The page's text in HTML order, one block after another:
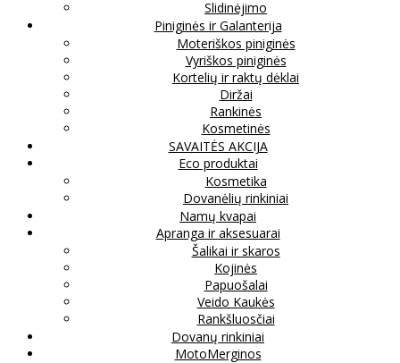
Slidinėjimo
Piniginės ir Galanterija
Moteriškos piniginės
Vyriškos piniginės
Kortelių ir raktų dėklai
Diržai
Rankinės
Kosmetinės
SAVAITĖS AKCIJA
Eco produktai
Kosmetika
Dovanėlių rinkiniai
Namų kvapai
Apranga ir aksesuarai
Šalikai ir skaros
Kojinės
Papuošalai
Veido Kaukės
Rankšluosčiai
Dovanų rinkiniai
MotoMerginos